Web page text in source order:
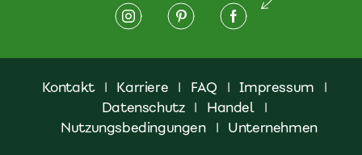
Kontakt | Karriere | FAQ | Impressum
|
Datenschutz | Handel
|
Nutzungsbedingungen
| Unternehmen